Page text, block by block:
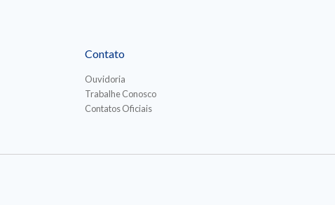
Contato
Ouvidoria
Trabalhe Conosco
Contatos Oficiais